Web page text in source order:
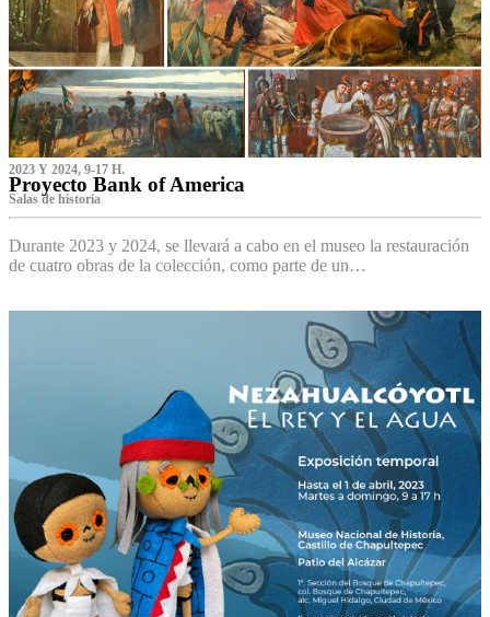
2023 Y 2024, 9-17 H.
Proyecto Bank of America
S‌alas de historia
Durante 2023 y 2024, se llevará a cabo en el museo la restauración
de cuatro obras de la colección, como parte de un…